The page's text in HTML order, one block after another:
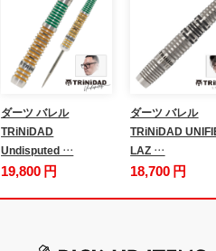
ダーツ バレル
TRiNiDAD
Undisputed …
19,800 円
ダーツ バレル
TRiNiDAD
LAZ …
18,700 円